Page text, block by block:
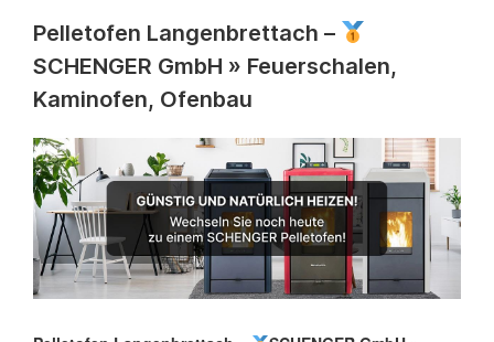
Pelletofen Langenbrettach –
SCHENGER GmbH » Feuerschalen,
Kaminofen, Ofenbau